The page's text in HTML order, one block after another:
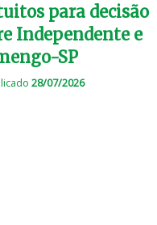
para decisão
Independente e
SP
28/07/2026